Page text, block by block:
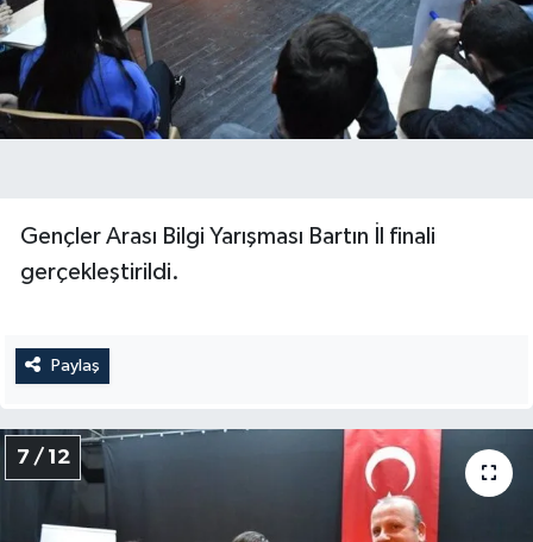
Gençler Arası Bilgi Yarışması Bartın İl finali
gerçekleştirildi.
Paylaş
7 / 12